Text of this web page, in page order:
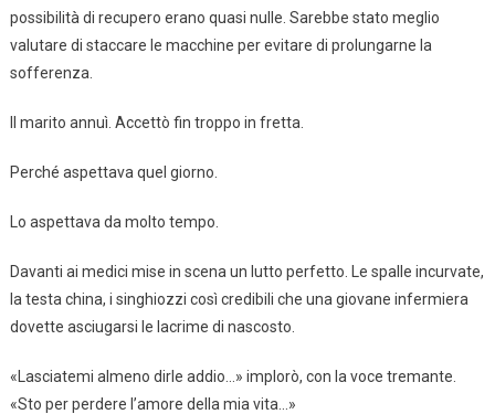
possibilità di recupero erano quasi nulle. Sarebbe stato meglio
valutare di staccare le macchine per evitare di prolungarne la
sofferenza.
Il marito annuì. Accettò fin troppo in fretta.
Perché aspettava quel giorno.
Lo aspettava da molto tempo.
Davanti ai medici mise in scena un lutto perfetto. Le spalle incurvate,
la testa china, i singhiozzi così credibili che una giovane infermiera
dovette asciugarsi le lacrime di nascosto.
«Lasciatemi almeno dirle addio…» implorò, con la voce tremante.
«Sto per perdere l’amore della mia vita…»